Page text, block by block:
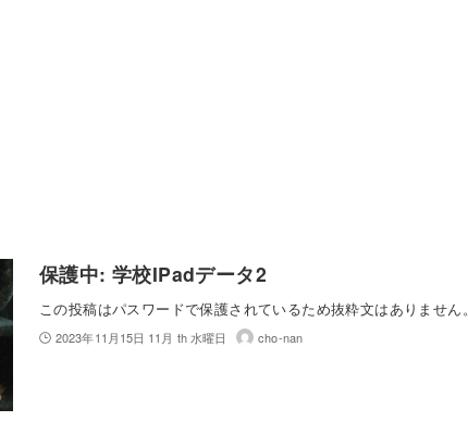
保護中: 学校IPadデータ2
この投稿はパスワードで保護されているため抜粋文はありません。
2023年11月15日 11月 th 水曜日 cho-nan